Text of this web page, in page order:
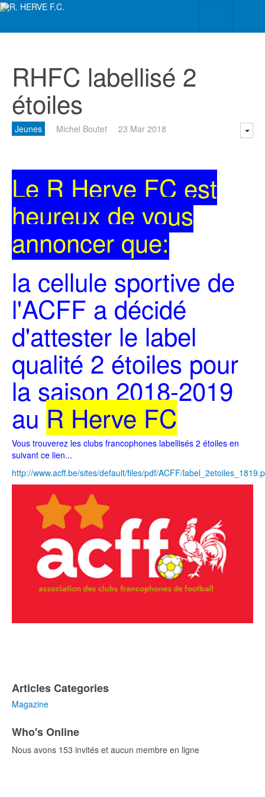
RHFC labellisé 2
étoiles
Jeunes Michel Boutet 23 Mar 2018
Le R Herve FC est
heureux de vous
annoncer que:
la cellule sportive de
l'ACFF a décidé
d'attester le label
qualité 2 étoiles pour
la saison 2018-2019
au R Herve FC
Vous trouverez les clubs francophones labellisés 2 étoiles en
suivant ce lien...
http://www.acff.be/sites/default/files/pdf/ACFF/
Articles Categories
Magazine
Who's Online
Nous avons 153 invités et aucun membre en ligne